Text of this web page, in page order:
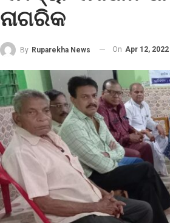
ନାଗରିକ
By Ruparekha News On Apr 12, 2022